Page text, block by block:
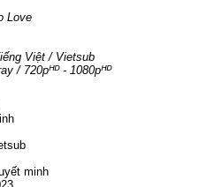
Love
Việt / Vietsub
/ 720pᴴᴰ - 1080pᴴᴰ
minh